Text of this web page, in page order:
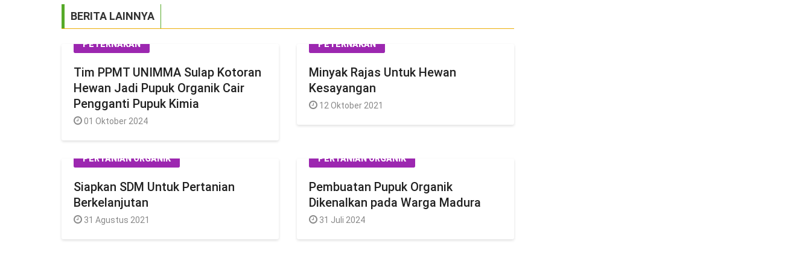
BERITA LAINNYA
PETERNAKAN
Tim PPMT UNIMMA Sulap Kotoran
Hewan Jadi Pupuk Organik Cair
Pengganti Pupuk Kimia
01 Oktober 2024
PETERNAKAN
Minyak Rajas Untuk Hewan
Kesayangan
12 Oktober 2021
PERTANIAN ORGANIK
Siapkan SDM Untuk Pertanian
Berkelanjutan
31 Agustus 2021
PERTANIAN ORGANIK
Pembuatan Pupuk Organik
Dikenalkan pada Warga Madura
31 Juli 2024